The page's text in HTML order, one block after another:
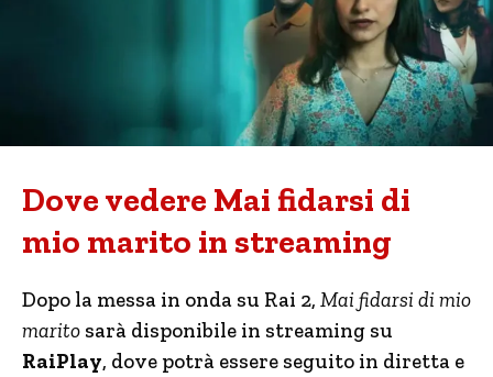
Dove vedere Mai fidarsi di
mio marito in streaming
Dopo la messa in onda su Rai 2, Mai fidarsi di mio
marito sarà disponibile in streaming su
RaiPlay, dove potrà essere seguito in diretta e